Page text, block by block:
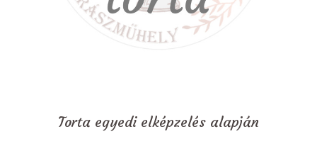
Torta egyedi elképzelés alapján